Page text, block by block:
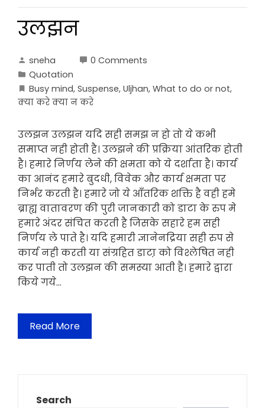
उलझन
sneha
0 Comments
Quotation
Busy mind, Suspense, Uljhan, What to do or not,
क्या करे क्या न करे
उलझन उलझन यदि सही समझ न हो तो ये कभी
समाप्त नही होती है। उलझने की प्रक्रिया आंतरिक होती
है। हमारे निर्णय लेने की क्षमता को ये दर्शाता है। कार्य
का आनंद हमारे बुदधी, विवेक और कार्य क्षमता पर
निर्भर करती है। हमारे जो ये आँतरिक शक्ति है वही हमे
ब्राह्य वातावरण की पुरी जानकारी को डाटा के रुप मे
हमारे अंदर संचित करती है जिसके सहारे हम सही
निर्णय ले पाते है। यदि हमारी ज्ञानेनद्रिया सही रुप से
कार्य नही करती या संग्रहित डाटा़ को विश्लेषित नही
कर पाती तो उलझन की समस्या आती है। हमारे द्वारा
किये गये…
Read More
Search